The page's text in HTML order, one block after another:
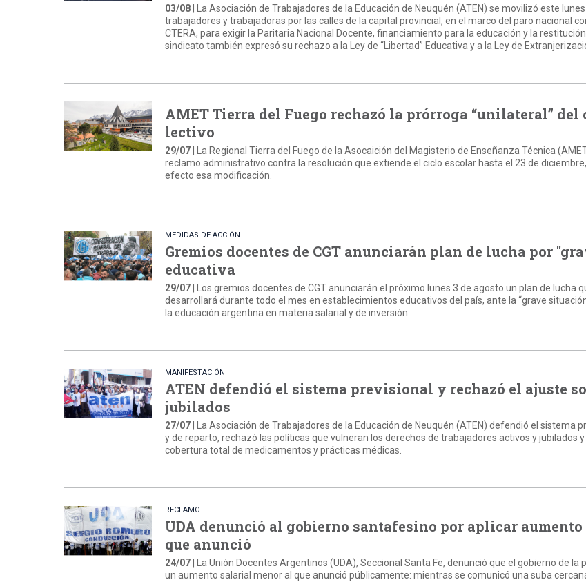
03/08 | La Asociación de Trabajadores de la Educación de Neuquén (ATEN) se movilizó este
trabajadores y trabajadoras por las calles de la capital provincial, en el marco del paro nacional
CTERA, para exigir la Paritaria Nacional Docente, financiamiento para la educación y la restitución
sindicato también expresó su rechazo a la Ley de “Libertad” Educativa y a la Ley de
AMET Tierra del Fuego rechazó la prórroga “unilateral” del
lectivo
29/07 | La Regional Tierra del Fuego de la Asocaición del Magisterio de Enseñanza Técnica
reclamo administrativo contra la resolución que extiende el ciclo escolar hasta el 23 de
efecto esa modificación.
MEDIDAS DE ACCIÓN
Gremios docentes de CGT anunciarán plan de lucha por
educativa
29/07 | Los gremios docentes de CGT anunciarán el próximo lunes 3 de agosto un plan de lucha
desarrollará durante todo el mes en establecimientos educativos del país, ante la “grave
la educación argentina en materia salarial y de inversión.
MANIFESTACIÓN
ATEN defendió el sistema previsional y rechazó el ajuste
jubilados
27/07 | La Asociación de Trabajadores de la Educación de Neuquén (ATEN) defendió el sistema
y de reparto, rechazó las políticas que vulneran los derechos de trabajadores activos y jubilados
cobertura total de medicamentos y prácticas médicas.
RECLAMO
UDA denunció al gobierno santafesino por aplicar aumento
que anunció
24/07 | La Unión Docentes Argentinos (UDA), Seccional Santa Fe, denunció que el gobierno de la
un aumento salarial menor al que anunció públicamente: mientras se comunicó una suba